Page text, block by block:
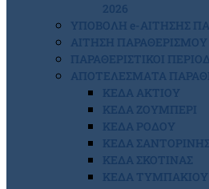
2026
ΥΠΟΒΟΛΗ e-ΑΙΤΗΣΗΣ
ΑΙΤΗΣΗ ΠΑΡΑΘΕΡΙΣΜΟΥ
ΠΑΡΑΘΕΡΙΣΤΙΚΟΙ
ΑΠΟΤΕΛΕΣΜΑΤΑ
ΚΕΔΑ ΑΚΤΙΟΥ
ΚΕΔΑ ΖΟΥΜΠΕΡΙ
ΚΕΔΑ ΡΟΔΟΥ
ΚΕΔΑ ΣΑΝΤΟΡΙΝΗΣ
ΚΕΔΑ ΣΚΟΤΙΝΑΣ
ΚΕΔΑ ΤΥΜΠΑΚΙΟΥ